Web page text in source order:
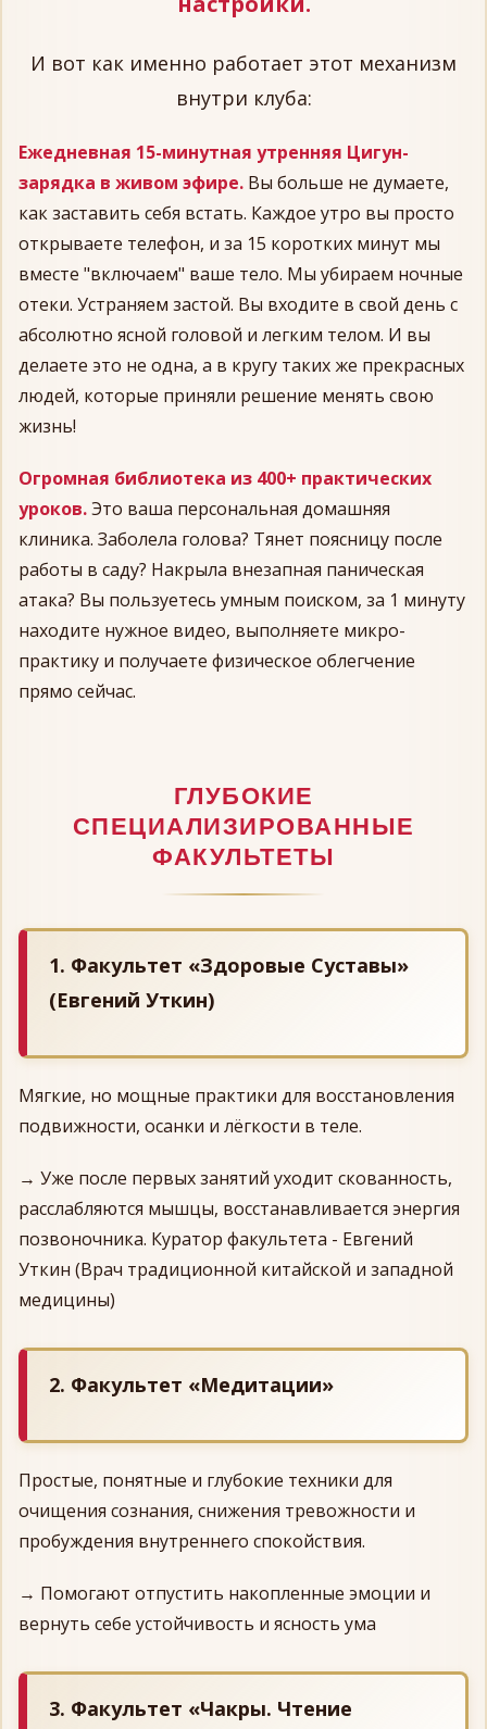
И вот как именно работает этот механизм
внутри клуба:
Ежедневная 15-минутная утренняя Цигун-
зарядка в живом эфире. Вы больше не думаете,
как заставить себя встать. Каждое утро вы просто
открываете телефон, и за 15 коротких минут мы
вместе "включаем" ваше тело. Мы убираем ночные
отеки. Устраняем застой. Вы входите в свой день с
абсолютно ясной головой и легким телом. И вы
делаете это не одна, а в кругу таких же прекрасных
людей, которые приняли решение менять свою
жизнь!
Огромная библиотека из 400+ практических
уроков.Это ваша персональная домашняя
клиника. Заболела голова? Тянет поясницу после
работы в саду? Накрыла внезапная паническая
атака? Вы пользуетесь умным поиском, за 1 минуту
находите нужное видео, выполняете микро-
практику и получаете физическое облегчение
прямо сейчас.
ГЛУБОКИЕ
СПЕЦИАЛИЗИРОВАННЫЕ
ФАКУЛЬТЕТЫ
1. Факультет «Здоровые Суставы»
(Евгений Уткин)
Мягкие, но мощные практики для восстановления
подвижности, осанки и лёгкости в теле.
→ Уже после первых занятий уходит скованность,
расслабляются мышцы, восстанавливается энергия
позвоночника. Куратор факультета - Евгений
Уткин (Врач традиционной китайской и западной
медицины)
2. Факультет «Медитации»
Простые, понятные и глубокие техники для
очищения сознания, снижения тревожности и
пробуждения внутреннего спокойствия.
→ Помогают отпустить накопленные эмоции и
вернуть себе устойчивость и ясность ума
3. Факультет «Чакры. Чтение